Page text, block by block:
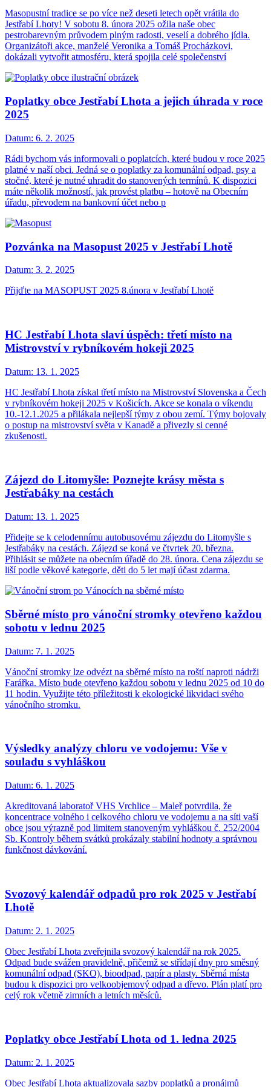
Masopustní tradice se po více než deseti letech opět vrátila do
Jestřabí Lhoty! V sobotu 8. února 2025 ožila naše obec
pestrobarevným průvodem plným radosti, veselí a dobrého jídla.
Organizátoři akce, manželé Veronika a Tomáš Procházkovi,
dokázali vytvořit atmosféru, která spojila celé společenství
Poplatky obce Jestřabí Lhota a jejich úhrada v roce
2025
Datum: 6. 2. 2025
Rádi bychom vás informovali o poplatcích, které budou v roce 2025
platné v naší obci. Jedná se o poplatky za komunální odpad, psy a
stočné, které je nutné uhradit do stanovených termínů. K dispozici
máte několik možností, jak provést platbu – hotově na Obecním
úřadu, převodem na bankovní účet nebo p
Pozvánka na Masopust 2025 v Jestřabí Lhotě
Datum: 3. 2. 2025
Přijďte na MASOPUST 2025 8.února v Jestřabí Lhotě
HC Jestřabí Lhota slaví úspěch: třetí místo na
Mistrovství v rybníkovém hokeji 2025
Datum: 13. 1. 2025
HC Jestřabí Lhota získal třetí místo na Mistrovství Slovenska a Čech
v rybníkovém hokeji 2025 v Košicích. Akce se konala o víkendu
10.-12.1.2025 a přilákala nejlepší týmy z obou zemí. Týmy bojovaly
o postup na mistrovství světa v Kanadě a přivezly si cenné
zkušenosti.
Zájezd do Litomyšle: Poznejte krásy města s
Jestřabáky na cestách
Datum: 13. 1. 2025
Přidejte se k celodennímu autobusovému zájezdu do Litomyšle s
Jestřabáky na cestách. Zájezd se koná ve čtvrtek 20. března.
Přihlásit se můžete na obecním úřadě do 28. února. Cena zájezdu se
liší podle věkové kategorie, děti do 5 let mají účast zdarma.
Sběrné místo pro vánoční stromky otevřeno každou
sobotu v lednu 2025
Datum: 7. 1. 2025
Vánoční stromky lze odvézt na sběrné místo na roští naproti nádrži
Farářka. Místo bude otevřeno každou sobotu v lednu 2025 od 10 do
11 hodin. Využijte této příležitosti k ekologické likvidaci svého
vánočního stromku.
Výsledky analýzy chloru ve vodojemu: Vše v
souladu s vyhláškou
Datum: 6. 1. 2025
Akreditovaná laboratoř VHS Vrchlice – Maleř potvrdila, že
koncentrace volného i celkového chloru ve vodojemu a na síti vaší
obce jsou výrazně pod limitem stanoveným vyhláškou č. 252/2004
Sb. Kontroly během svátků prokázaly stabilní hodnoty a správnou
funkčnost dávkování.
Svozový kalendář odpadů pro rok 2025 v Jestřabí
Lhotě
Datum: 2. 1. 2025
Obec Jestřabí Lhota zveřejnila svozový kalendář na rok 2025.
Odpad bude svážen pravidelně, přičemž se střídají dny pro směsný
komunální odpad (SKO), bioodpad, papír a plasty. Sběrná místa
budou k dispozici pro velkoobjemový odpad a dřevo. Plán platí pro
celý rok včetně zimních a letních měsíců.
Poplatky obce Jestřabí Lhota od 1. ledna 2025
Datum: 2. 1. 2025
Obec Jestřabí Lhota aktualizovala sazby poplatků a pronájmů